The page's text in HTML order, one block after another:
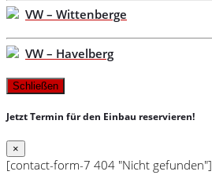
VW – Wittenberge
VW – Havelberg
Schließen
Jetzt Termin für den Einbau reservieren!
×
[contact-form-7 404 "Nicht gefunden"]